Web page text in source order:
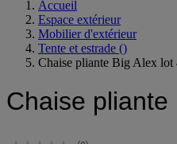
Accueil
Espace extérieur
Mobilier d'extérieur
Tente et estrade ()
Chaise